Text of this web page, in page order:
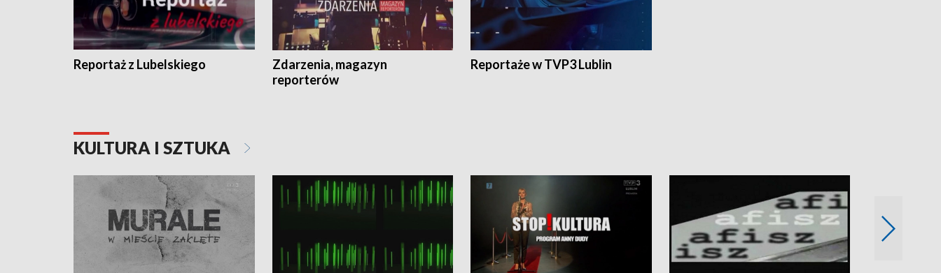
Reportaż z Lubelskiego
Zdarzenia, magazyn
reporterów
Reportaże w TVP3 Lublin
KULTURA I SZTUKA